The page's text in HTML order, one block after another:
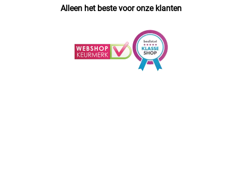
Alleen het beste voor onze klanten